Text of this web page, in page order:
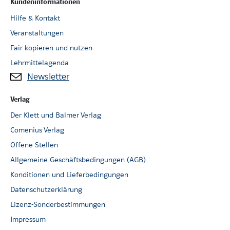
Hilfe & Kontakt
Veranstaltungen
Fair kopieren und nutzen
Lehrmittelagenda
Newsletter
Verlag
Der Klett und Balmer Verlag
Comenius Verlag
Offene Stellen
Allgemeine Geschäftsbedingungen (AGB)
Konditionen und Lieferbedingungen
Datenschutzerklärung
Lizenz-Sonderbestimmungen
Impressum